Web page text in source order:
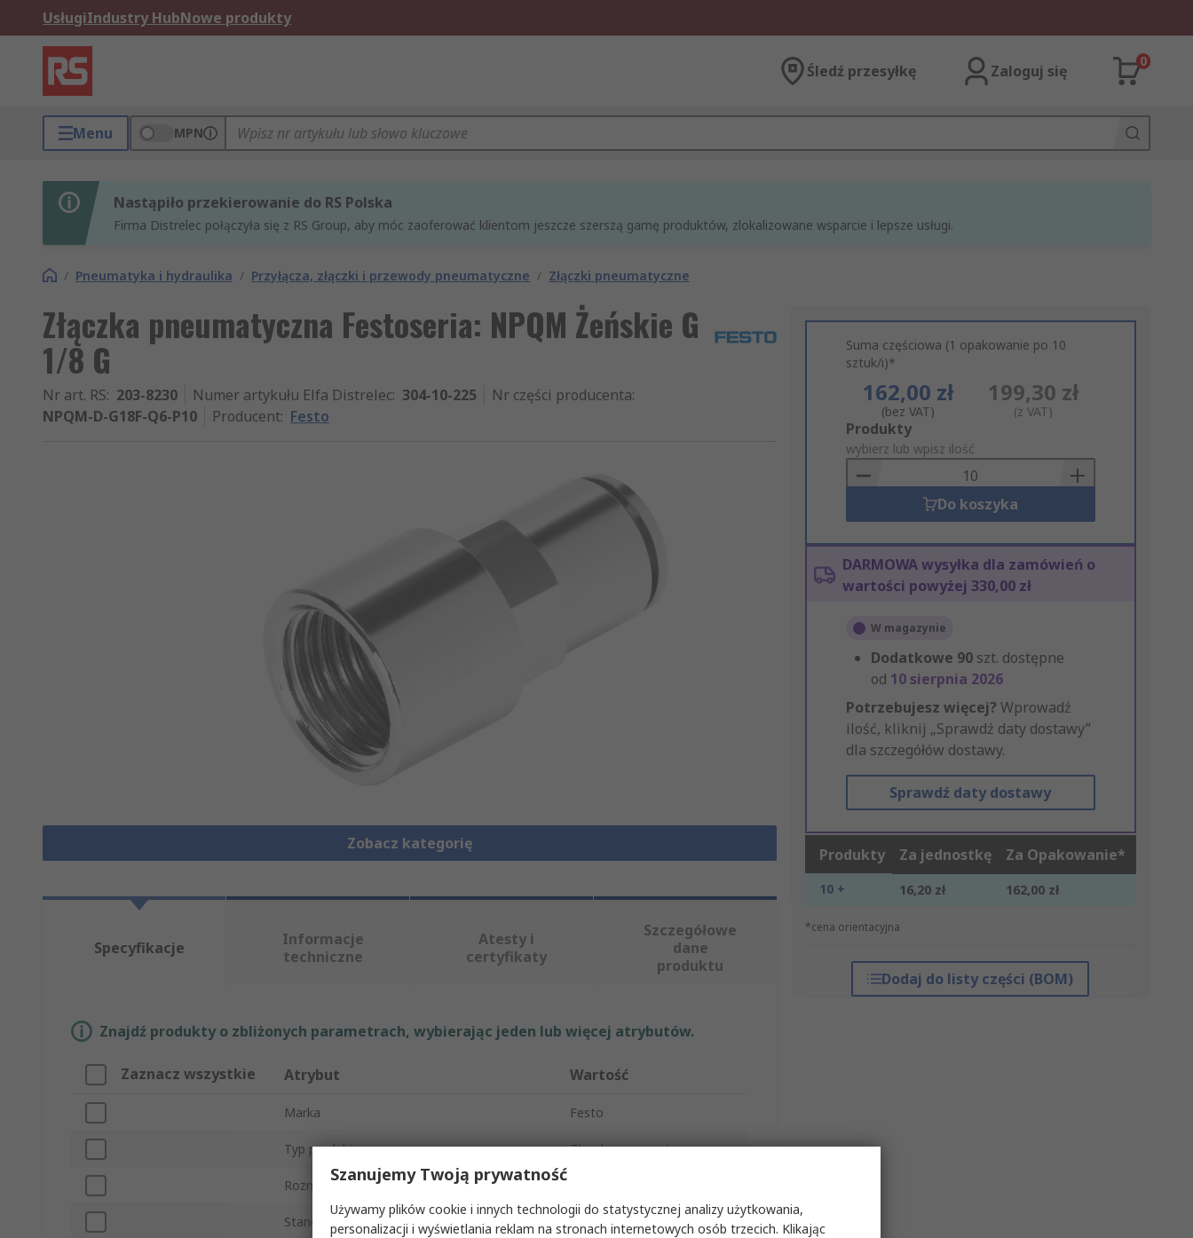
UsługiIndustry HubNowe produkty
Śledź przesyłkę Zaloguj się
0
Menu MPN
Nastąpiło przekierowanie do RS Polska
Firma Distrelec połączyła się z RS Group, aby móc zaoferować klientom jeszcze szerszą gamę produktów, zlokalizowane wsparcie i lepsze usługi.
/ Pneumatyka i hydraulika / Przyłącza, złączki i przewody pneumatyczne / Złączki pneumatyczne
Złączka pneumatyczna Festoseria: NPQM Żeńskie G
1/8 G
Nr art. RS: 203-8230 Numer artykułu Elfa Distrelec: 304-10-225 Nr części producenta:
NPQM-D-G18F-Q6-P10
Producent: Festo
Zobacz kategorię
Suma częściowa (1 opakowanie po 10
sztuk/i)*
162,00 zł
(bez VAT)
199,30 zł
(z VAT)
Add
to
Basket
Produkty
wybierz lub wpisz ilość
Do koszyka
DARMOWA wysyłka dla zamówień o
wartości powyżej 330,00 zł
W magazynie
Dodatkowe 90 szt. dostępne
od 10 sierpnia 2026
Potrzebujesz więcej? Wprowadź
ilość, kliknij „Sprawdź daty dostawy”
dla szczegółów dostawy.
Sprawdź daty dostawy
Produkty Za jednostkę Za Opakowanie*
10 + 16,20 zł 162,00 zł
*cena orientacyjna
Dodaj do listy części (BOM)
Specyfikacje
Informacje
techniczne
Atesty i
certyfikaty
Szczegółowe
dane
produktu
Znajdź produkty o zbliżonych parametrach, wybierając jeden lub więcej atrybutów.
Zaznacz wszystkie Atrybut Wartość
Marka Festo
Typ produktu Złączka pneumatyczna
Rozmiar gwintu przyłącza
Standard gwintu przyłącza G
Szanujemy Twoją prywatność
Używamy plików cookie i innych technologii do statystycznej analizy użytkowania,
personalizacji i wyświetlania reklam na stronach internetowych osób trzecich. Klikając